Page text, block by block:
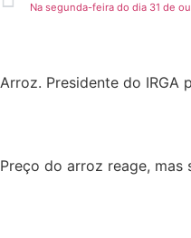
Arroz. Presidente do IRGA
Preço do arroz reage, mas